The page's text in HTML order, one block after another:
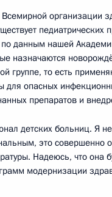
2011 года, 19:30
встреча с
финансов
2011 года, 18:00
Медведев
в России
организации
по данным нашей
назначаются
группе, то есть
для опасных
препаратов и
детских больниц. Я
это совершенно
Надеюсь, что она
модернизации